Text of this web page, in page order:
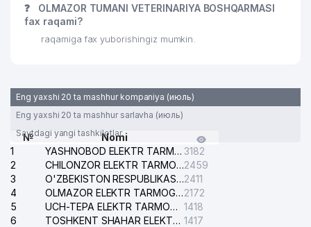
❓
OLMAZOR TUMANI VETERINARIYA BOSHQARMASI
fax raqami?
raqamiga fax yuborishingiz mumkin.
Eng yaxshi 20 ta mashhur kompaniya (июль)
Eng yaxshi 20 ta mashhur sarlavha (июль)
Saytdagi yangi tashkilotlar
№
Nomi
1
YASHNOBOD ELEKTR TARMOG'I NOSOZLIKLARI XIZMATI 3182
2
CHILONZOR ELEKTR TARMOG'I NOSOZLIK XIZMATI2459
3
O'ZBEKISTON RESPUBLIKASI BOSH PROKURATURASI ISHONCH TELEFONI2411
4
OLMAZOR ELEKTR TARMOG'I NOSOZLIKLARI XIZMATI2172
5
UCH-TEPA ELEKTR TARMOG'I NOSOZLIKLARI XIZMATI 1418
6
TOSHKENT SHAHAR ELEKTR TARMOQLARI KORXONASI AJ 1417